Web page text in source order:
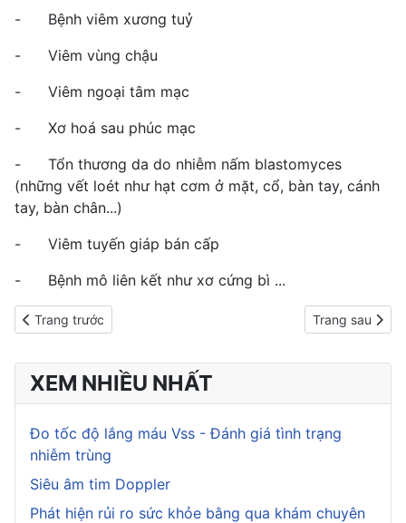
- Bệnh viêm xương tuỷ
- Viêm vùng chậu
- Viêm ngoại tâm mạc
- Xơ hoá sau phúc mạc
- Tổn thương da do nhiễm nấm blastomyces
(những vết loét như hạt cơm ở mặt, cổ, bàn tay, cánh
tay, bàn chân...)
- Viêm tuyến giáp bán cấp
- Bệnh mô liên kết như xơ cứng bì ...
Previous article: Amylase máu - Chẩn đoán viêm tụy và viêm
Trang trước Next article:
Trang sau
XEM NHIỀU NHẤT
Đo tốc độ lắng máu Vss - Đánh giá tình trạng
nhiễm trùng
Siêu âm tim Doppler
Phát hiện rủi ro sức khỏe bằng qua khám chuyên